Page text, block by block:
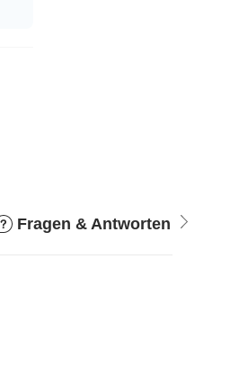
Fragen & Antworten